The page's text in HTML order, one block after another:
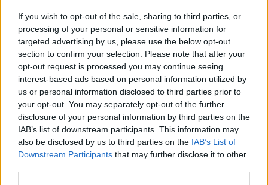
If you wish to opt-out of the sale, sharing to third parties, or
processing of your personal or sensitive information for
targeted advertising by us, please use the below opt-out
section to confirm your selection. Please note that after your
opt-out request is processed you may continue seeing
interest-based ads based on personal information utilized by
us or personal information disclosed to third parties prior to
your opt-out. You may separately opt-out of the further
disclosure of your personal information by third parties on the
IAB’s list of downstream participants. This information may
also be disclosed by us to third parties on the IAB’s List of
Downstream Participants that may further disclose it to other
3 Suc de sfeclă roșie cu mere
4
Aripioare de pui cu miere - 3 variante
(cuptor, ceaun, air fryer)
5
Pulpa De Miel Cu Gem De Ardei Iute Si
Rozmarin